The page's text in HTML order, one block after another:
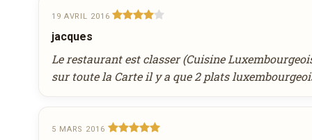
*homard façon thaï, la bisque mousseuse à la
chinoise au homard, légumes croquants &
*filet de St.Pierre rôti aux thym, purée de
l’huile d’olive BIO
*sorbet citron vert au basilic & vodka Mansfeld
2
19 AVRIL 2016
jacques
Le restaurant est classer (Cuisine
sur toute la Carte il y a que 2 plats
5 MARS 2016